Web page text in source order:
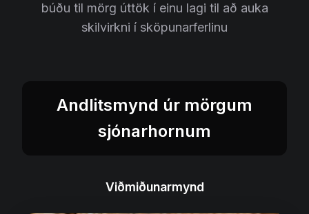
búðu til mörg úttök í einu lagi til að auka
skilvirkni í sköpunarferlinu
Andlitsmynd úr mörgum
sjónarhornum
Viðmiðunarmynd